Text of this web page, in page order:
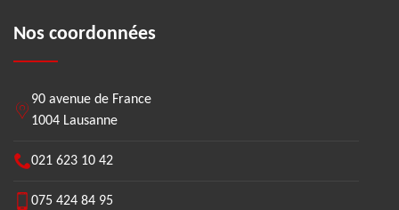
Nos coordonnées
90 avenue de France
1004 Lausanne
021 623 10 42
075 424 84 95